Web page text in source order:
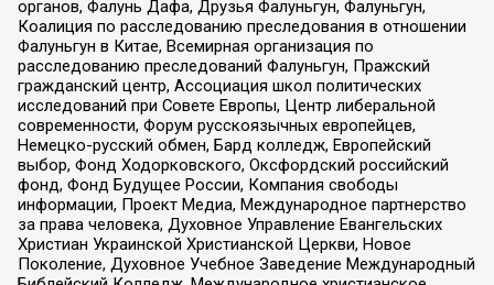
органов, Фалунь Дафа, Друзья Фалуньгун, Фалуньгун,
Коалиция по расследованию преследования в отношении
Фалуньгун в Китае, Всемирная организация по
расследованию преследований Фалуньгун, Пражский
гражданский центр, Ассоциация школ политических
исследований при Совете Европы, Центр либеральной
современности, Форум русскоязычных европейцев,
Немецко-русский обмен, Бард колледж, Европейский
выбор, Фонд Ходорковского, Оксфордский российский
фонд, Фонд Будущее России, Компания свободы
информации, Проект Медиа, Международное партнерство
за права человека, Духовное Управление Евангельских
Христиан Украинской Христианской Церкви, Новое
Поколение, Духовное Учебное Заведение Международный